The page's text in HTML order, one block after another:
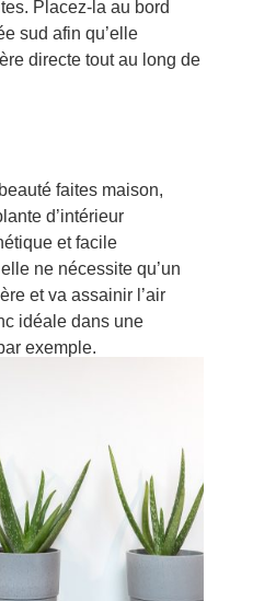
Placez-la au bord
sud afin qu’elle
directe tout au long de
faites maison,
d’intérieur
et facile
ne nécessite qu’un
et va assainir l’air
idéale dans une
exemple.